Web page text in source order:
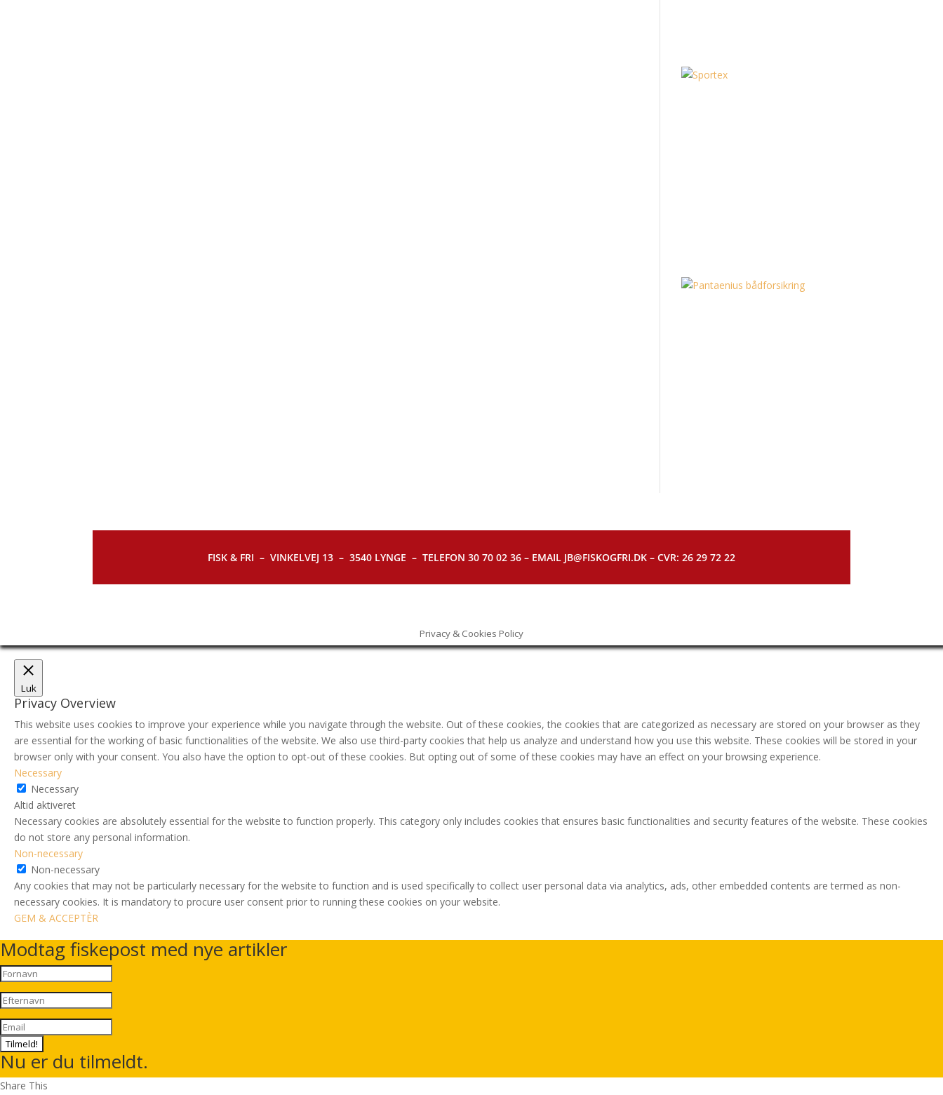
FISK & FRI – VINKELVEJ 13 – 3540 LYNGE – TELEFON 30 70 02 36 – EMAIL JB@FISKOGFRI.DK – CVR: 26 29 72 22
Privacy & Cookies Policy
Luk
Privacy Overview
This website uses cookies to improve your experience while you navigate through the website. Out of these cookies, the cookies that are categorized as necessary are stored on your browser as they
are essential for the working of basic functionalities of the website. We also use third-party cookies that help us analyze and understand how you use this website. These cookies will be stored in your
browser only with your consent. You also have the option to opt-out of these cookies. But opting out of some of these cookies may have an effect on your browsing experience.
Necessary
Necessary
Altid aktiveret
Necessary cookies are absolutely essential for the website to function properly. This category only includes cookies that ensures basic functionalities and security features of the website. These cookies
do not store any personal information.
Non-necessary
Non-necessary
Any cookies that may not be particularly necessary for the website to function and is used specifically to collect user personal data via analytics, ads, other embedded contents are termed as non-
necessary cookies. It is mandatory to procure user consent prior to running these cookies on your website.
GEM & ACCEPTÈR
Modtag fiskepost med nye artikler
Tilmeld!
Nu er du tilmeldt.
Share This